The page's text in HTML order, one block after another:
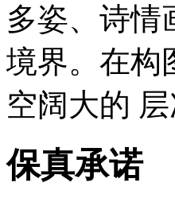
多姿、诗情
境界。在构
空阔大的
保真承诺